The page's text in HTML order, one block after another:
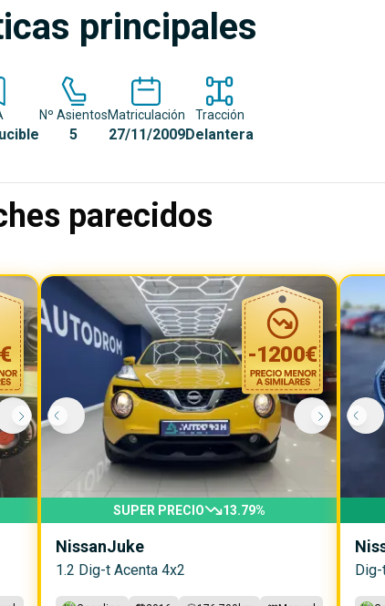
principales
Nº Asientos
5
Matriculación
27/11/2009
Tracción
Delantera
parecidos
€ -1200€
SUPER PRECIO 13.79%
NissanJuke
1.2 Dig-t Acenta 4x2